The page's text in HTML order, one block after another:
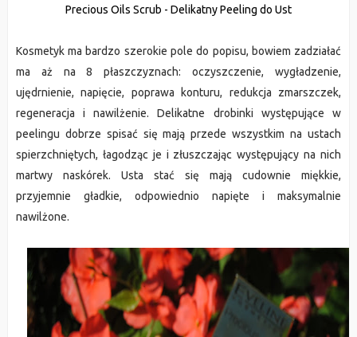
Precious Oils Scrub - Delikatny Peeling do Ust
Kosmetyk ma bardzo szerokie pole do popisu, bowiem zadziałać
ma aż na 8 płaszczyznach: oczyszczenie, wygładzenie,
ujędrnienie, napięcie, poprawa konturu, redukcja zmarszczek,
regeneracja i nawilżenie. Delikatne drobinki występujące w
peelingu dobrze spisać się mają przede wszystkim na ustach
spierzchniętych, łagodząc je i złuszczając występujący na nich
martwy naskórek. Usta stać się mają cudownie miękkie,
przyjemnie gładkie, odpowiednio napięte i maksymalnie
nawilżone.